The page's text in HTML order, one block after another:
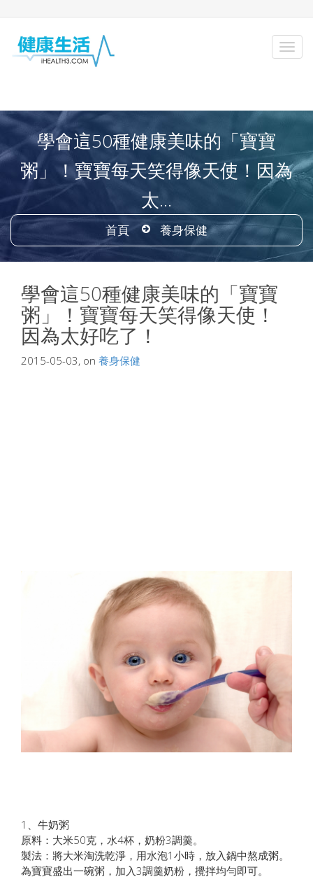
學會這50種健康美味的「寶寶
粥」！寶寶每天笑得像天使！因為
太...
首頁 養身保健
學會這50種健康美味的「寶寶
粥」！寶寶每天笑得像天使！
因為太好吃了！
2015-05-03, on 養身保健
1、牛奶粥
原料：大米50克，水4杯，奶粉3調羹。
製法：將大米淘洗乾淨，用水泡1小時，放入鍋中熬成粥。
為寶寶盛出一碗粥，加入3調羹奶粉，攪拌均勻即可。